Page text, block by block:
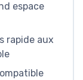
espace
rapide aux